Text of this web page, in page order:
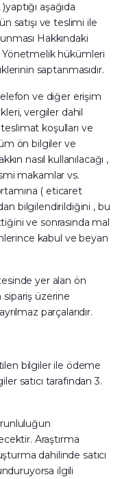
aşağıda
satışı ve teslimi ile
Hakkındaki
hükümleri
saptanmasıdır.
telefon ve diğer erişim
vergiler dahil
koşulları ve
ön bilgiler ve
nasıl kullanılacağı ,
makamlar vs.
( eticaret
bilgilendirildiğini , bu
ve sonrasında mal
kabul ve beyan
yer alan ön
sipariş üzerine
parçalarıdır.
bilgiler ile ödeme
satıcı tarafından 3.
Araştırma
dahilinde satıcı
ilgili